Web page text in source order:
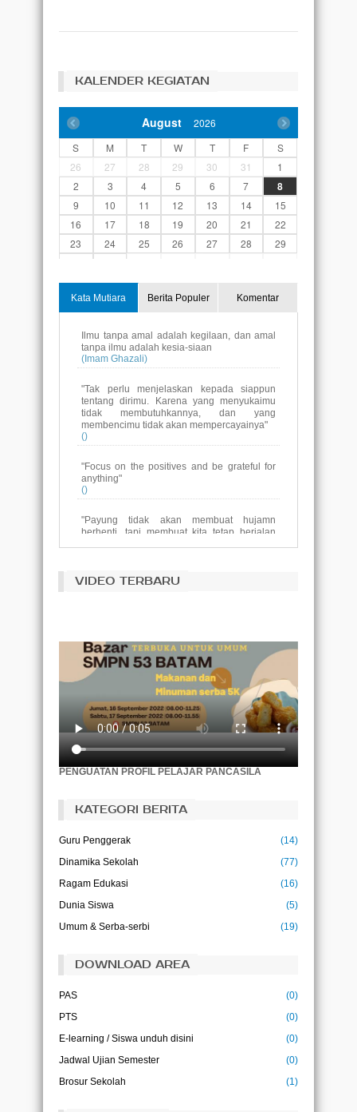
KALENDER KEGIATAN
August
2026
S
M T W T F
S
26
27 28 29 30 31
1
2
3 4 5 6 7 8
9 10 11 12 13 14
15
16
17 18 19 20 21
22
23
24 25 26 27 28
29
Kata Mutiara Berita Populer Komentar
Ilmu tanpa amal adalah kegilaan, dan amal
tanpa ilmu adalah kesia-siaan
(Imam Ghazali)
tentang dirimu. Karena yang menyukaimu
tidak membutuhkannya, dan yang
membencimu tidak akan mempercayainya"
()
anything"
()
berhenti, tapi membuat kita tetap berjalan
melewatinya sampai ke tujuan.
()
(Malcolm S. Forbes)
Pembelajaran tidak dicapai secara
kebetulan, itu harus dicari dengan semangat
ketekunan.
(Abigail Adams)
Akar pendidikan itu akan terasa pahit,
namun buahnya akan terasa manis.
esok dimiliki oleh orang-orang yang
Pendidikan bukanlah persiapan untuk hidup,
(John Dewey)
(Abu Bakar)
VIDEO TERBARU
PENGUATAN PROFIL PELAJAR PANCASILA
KATEGORI BERITA
Guru Penggerak
(14)
Dinamika Sekolah
(77)
Ragam Edukasi
(16)
Dunia Siswa
(5)
Umum & Serba-serbi
(19)
DOWNLOAD AREA
PAS
(0)
PTS
(0)
E-learning / Siswa unduh disini
(0)
Jadwal Ujian Semester
(0)
Brosur Sekolah
(1)